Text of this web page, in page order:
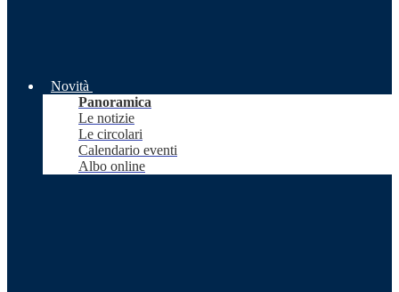
Novità
Panoramica
Le notizie
Le circolari
Calendario eventi
Albo online